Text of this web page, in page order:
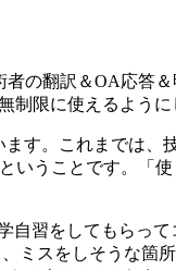
の翻訳＆OA応答
制限に使えるように
す。これまでは、
いうことです。「
習をしてもらっ
ミスをしそうな箇